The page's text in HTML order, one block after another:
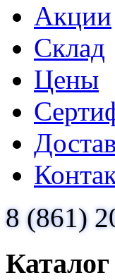
Акции
Склад
Цены
8 (861)